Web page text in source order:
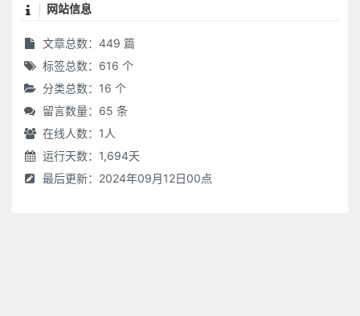
网站信息
文章总数：449 篇
标签总数：616 个
分类总数：16 个
留言数量：65 条
在线人数： 1 人
运行天数：1,694天
最后更新：2024年09月12日00点